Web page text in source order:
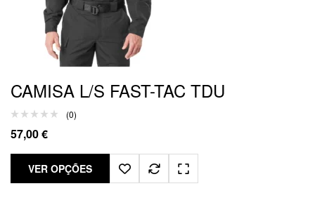
CAMISA L/S FAST-TAC TDU
(0)
57,00€
VER OPÇÕES